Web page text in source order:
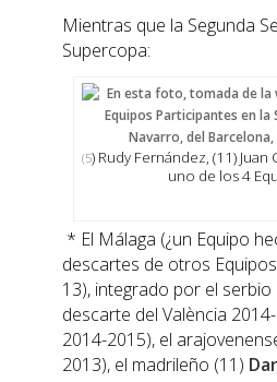
Mientras que la Segunda
Supercopa:
(5) Rudy Fernández, (11)
uno de los 4
* El Málaga (¿un Equipo
descartes de otros
13), integrado por el serbio
descarte del València
2014-2015), el
2013), el madrileño (11)